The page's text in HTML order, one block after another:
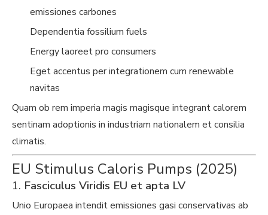
emissiones carbones
Dependentia fossilium fuels
Energy laoreet pro consumers
Eget accentus per integrationem cum renewable
navitas
Quam ob rem imperia magis magisque integrant calorem
sentinam adoptionis in industriam nationalem et consilia
climatis.
EU Stimulus Caloris Pumps (2025)
1. Fasciculus Viridis EU et apta LV
Unio Europaea intendit emissiones gasi conservativas ab